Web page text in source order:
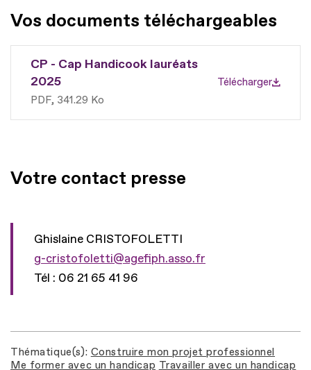
Vos documents téléchargeables
CP - Cap Handicook lauréats
2025
PDF 341.29 Ko
Télécharger
Votre contact presse
Ghislaine CRISTOFOLETTI
g-cristofoletti@agefiph.asso.fr
Tél : 06 21 65 41 96
Thématique(s) Construire mon projet professionnel
Me former avec un handicap Travailler avec un handicap